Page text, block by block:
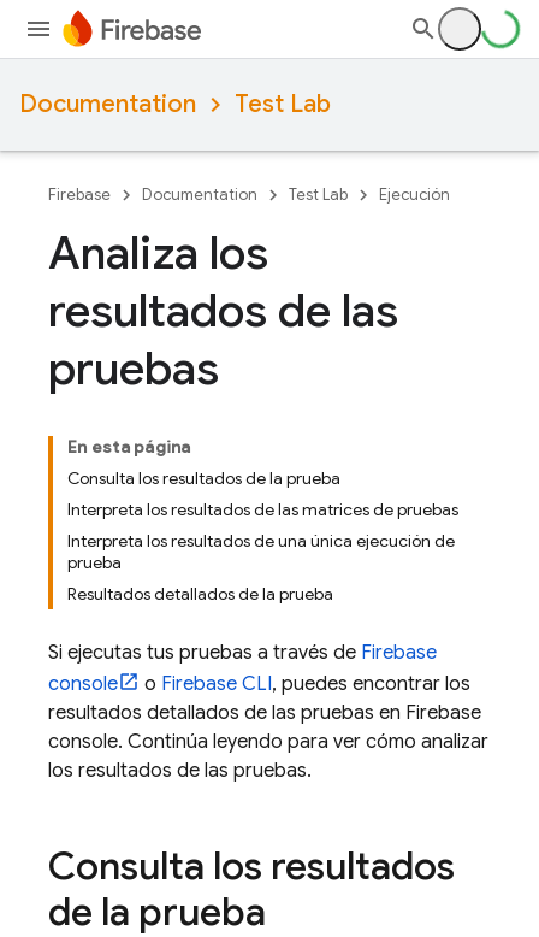
Documentation Test Lab
Firebase Documentation Test Lab Ejecución
Analiza los
resultados de las
pruebas
En esta página
Consulta los resultados de la prueba
Interpreta los resultados de las matrices de pruebas
Interpreta los resultados de una única ejecución de
prueba
Resultados detallados de la prueba
Si ejecutas tus pruebas a través de Firebase
console
o Firebase CLI, puedes encontrar los
resultados detallados de las pruebas en Firebase
console. Continúa leyendo para ver cómo analizar
los resultados de las pruebas.
Consulta los resultados
de la prueba